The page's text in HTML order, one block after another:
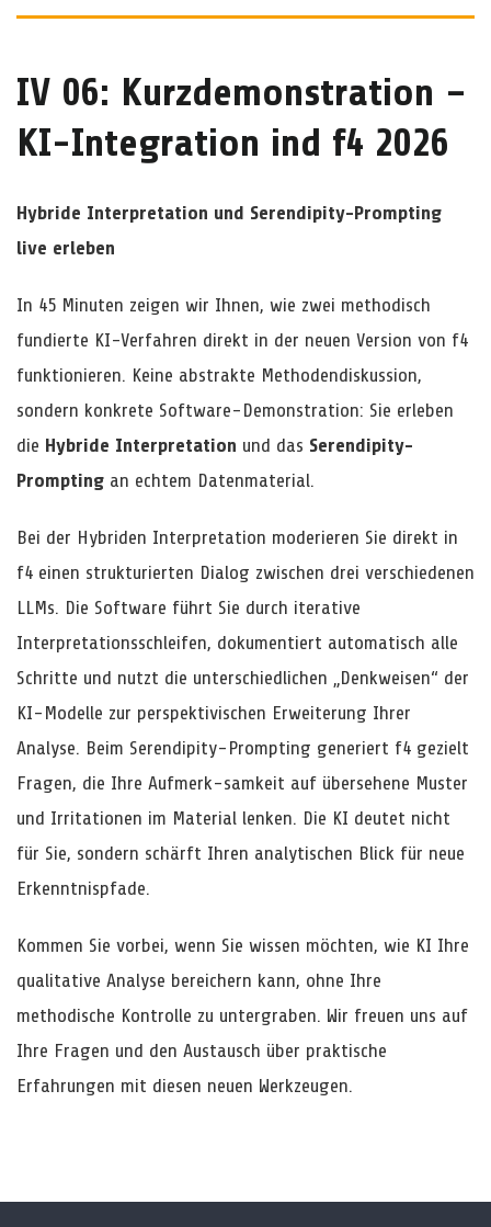
IV 06: Kurzdemonstration –
KI-Integration ind f4 2026
Hybride Interpretation und Serendipity-Prompting
live erleben
In 45 Minuten zeigen wir Ihnen, wie zwei methodisch
fundierte KI-Verfahren direkt in der neuen Version von f4
funktionieren. Keine abstrakte Methodendiskussion,
sondern konkrete Software-Demonstration: Sie erleben
die Hybride Interpretation und das Serendipity-
Prompting an echtem Datenmaterial.
Bei der Hybriden Interpretation moderieren Sie direkt in
f4 einen strukturierten Dialog zwischen drei verschiedenen
LLMs. Die Software führt Sie durch iterative
Interpretationsschleifen, dokumentiert automatisch alle
Schritte und nutzt die unterschiedlichen „Denkweisen“ der
KI-Modelle zur perspektivischen Erweiterung Ihrer
Analyse. Beim Serendipity-Prompting generiert f4 gezielt
Fragen, die Ihre Aufmerk-samkeit auf übersehene Muster
und Irritationen im Material lenken. Die KI deutet nicht
für Sie, sondern schärft Ihren analytischen Blick für neue
Erkenntnispfade.
Kommen Sie vorbei, wenn Sie wissen möchten, wie KI Ihre
qualitative Analyse bereichern kann, ohne Ihre
methodische Kontrolle zu untergraben. Wir freuen uns auf
Ihre Fragen und den Austausch über praktische
Erfahrungen mit diesen neuen Werkzeugen.